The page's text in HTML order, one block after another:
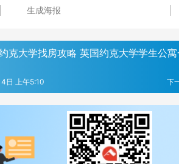
生成海报
克大学找房攻略 英国约克大学学生公寓
下
日 上午5:10